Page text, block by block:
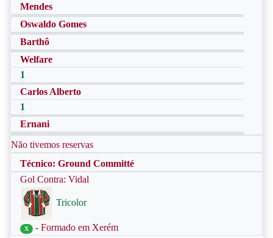
Mendes
Oswaldo Gomes
Barthô
Welfare
1
Carlos Alberto
1
Ernani
Não tivemos reservas
Técnico: Ground Committé
Gol Contra: Vidal
Tricolor
X - Formado em Xerém